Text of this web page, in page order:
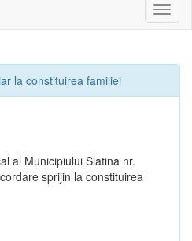
sau
la constituirea familiei
al Municipiului Slatina nr.
sprijin la constituirea